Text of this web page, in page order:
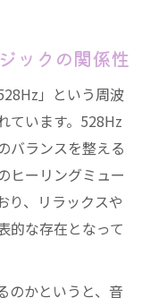
ックの関係性
」という周波
ています。528Hz
バランスを整える
ヒーリングミュー
り、リラックスや
的な存在となって
のかというと、音